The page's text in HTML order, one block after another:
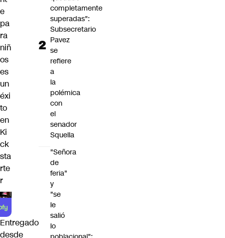
e
pa
ra
niñ
os
es
un
éxi
to
en
Ki
ck
sta
rte
r
Entregado
desde
completamente
superadas":
Subsecretario
Pavez
se
refiere
a
la
polémica
con
el
senador
Squella
"Señora
de
feria"
y
"se
le
salió
lo